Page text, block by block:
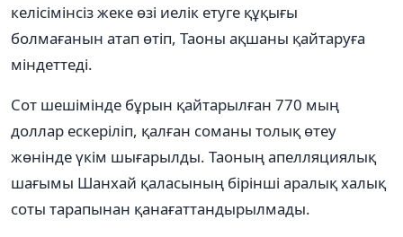
келісімінсіз жеке өзі иелік етуге құқығы
болмағанын атап өтіп, Таоны ақшаны қайтаруға
міндеттеді.
Сот шешімінде бұрын қайтарылған 770 мың
доллар ескеріліп, қалған соманы толық өтеу
жөнінде үкім шығарылды. Таоның апелляциялық
шағымы Шанхай қаласының бірінші аралық халық
соты тарапынан қанағаттандырылмады.